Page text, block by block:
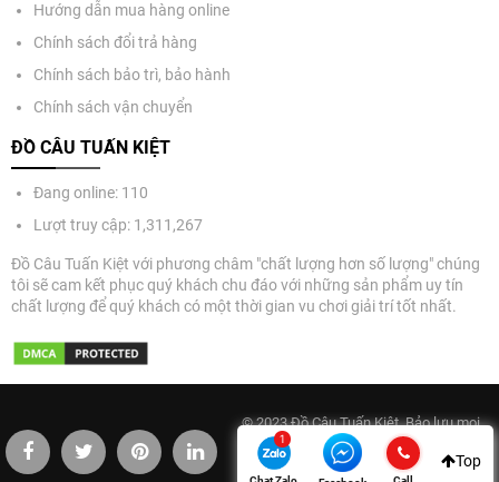
Hướng dẫn mua hàng online
Chính sách đổi trả hàng
Chính sách bảo trì, bảo hành
Chính sách vận chuyển
ĐỒ CÂU TUẤN KIỆT
Đang online: 110
Lượt truy cập: 1,311,267
Đồ Câu Tuấn Kiệt với phương châm "chất lượng hơn số lượng" chúng
tôi sẽ cam kết phục quý khách chu đáo với những sản phẩm uy tín
chất lượng để quý khách có một thời gian vu chơi giải trí tốt nhất.
© 2023 Đồ Câu Tuấn Kiệt. Bảo lưu mọi
quyền. Điện thoại: 0977333443.
Email:info@docautuankiet.comTop